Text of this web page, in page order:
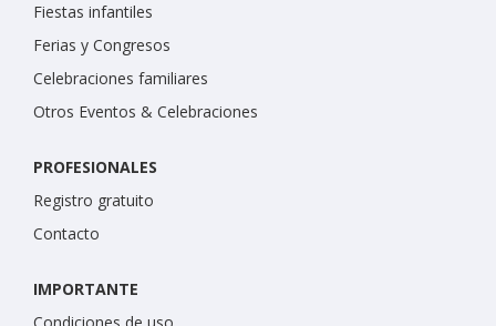
Fiestas infantiles
Ferias y Congresos
Celebraciones familiares
Otros Eventos & Celebraciones
PROFESIONALES
Registro gratuito
Contacto
IMPORTANTE